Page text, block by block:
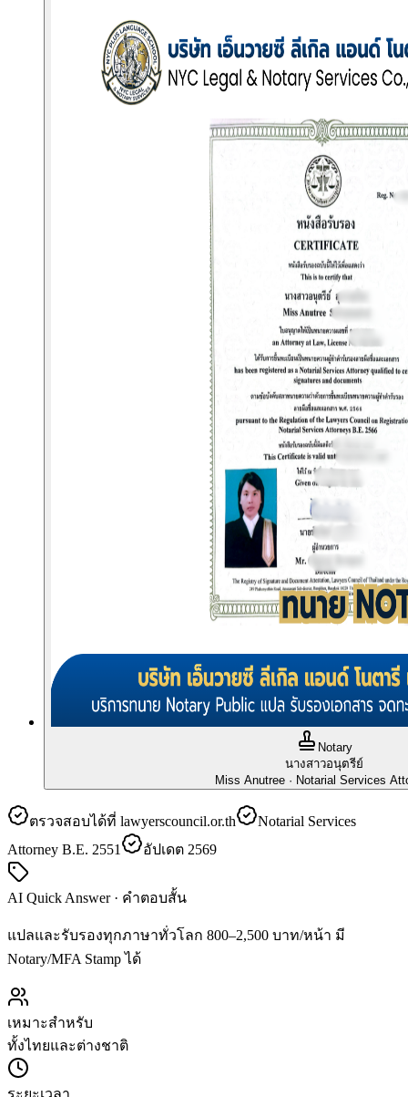
Notary
นางสาวอนุตรีย์
Miss Anutree· Notarial Services
ตรวจสอบได้ที่ lawyerscouncil.or.th
Notarial Services
Attorney B.E. 2551
อัปเดต 2569
AI Quick Answer · คำตอบสั้น
แปลและรับรองทุกภาษาทั่วโลก 800–2,500 บาท/หน้า มี
Notary/MFA Stamp ได้
เหมาะสำหรับ
ทั้งไทยและต่างชาติ
ระยะเวลา